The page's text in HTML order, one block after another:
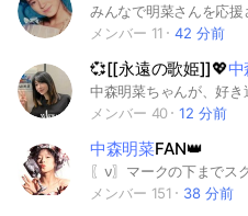
みんなで明菜さんを応
メンバー 11
42 分前
💞[[永遠の歌姫]]💖中
メンバー 40
12 分前
中森明菜FAN👑
メンバー 151
38 分前